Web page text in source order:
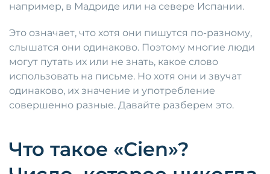
например, в Мадриде или на севере Испании.
Это означает, что хотя они пишутся по-разному,
слышатся они одинаково. Поэтому многие люди
могут путать их или не знать, какое слово
использовать на письме. Но хотя они и звучат
одинаково, их значение и употребление
совершенно разные. Давайте разберем это.
Что такое «Cien»?